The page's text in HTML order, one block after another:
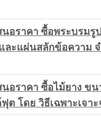
นอราคา ซื้อพระบรม
ละแผ่นสลักข้อความ
อราคา ซื้อไม้ยาง ข
โดย วิธีเฉพาะเจาะ